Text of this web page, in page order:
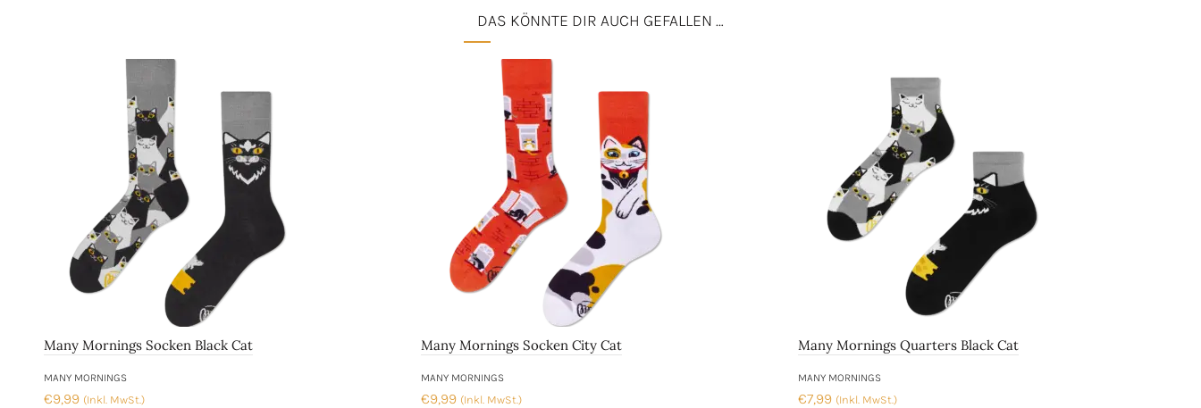
DAS KÖNNTE DIR AUCH GEFALLEN …
Many Mornings Socken Black Cat
MANY MORNINGS
€9,99 (Inkl. MwSt.)
Many Mornings Socken City Cat
MANY MORNINGS
€9,99 (Inkl. MwSt.)
Many Mornings Quarters Black Cat
MANY MORNINGS
€7,99 (Inkl. MwSt.)